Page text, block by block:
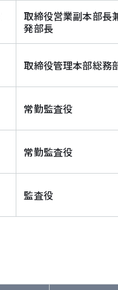
取締役営業副本部長
発部長
取締役管理本部総務
常勤監査役
常勤監査役
監査役